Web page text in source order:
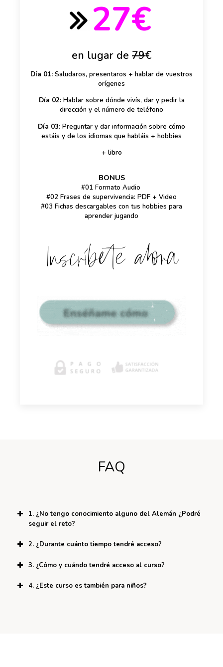
27€
en lugar de 79€
Día 01: Saludaros, presentaros + hablar de vuestros
orígenes
Día 02:Hablar sobre dónde vivís, dar y pedir la
dirección y el número de teléfono
Día 03: Preguntar y dar información sobre cómo
estáis y de los idiomas que habláis + hobbies
+ libro
BONUS
#01 Formato Audio
#02 Frases de supervivencia: PDF + Video
#03 Fichas descargables con tus hobbies para
aprender jugando
Inscríbete ahora
FAQ
1. ¿No tengo conocimiento alguno del Alemán ¿Podré
seguir el reto?
2. ¿Durante cuánto tiempo tendré acceso?
3. ¿Cómo y cuándo tendré acceso al curso?
4. ¿Este curso es también para niños?